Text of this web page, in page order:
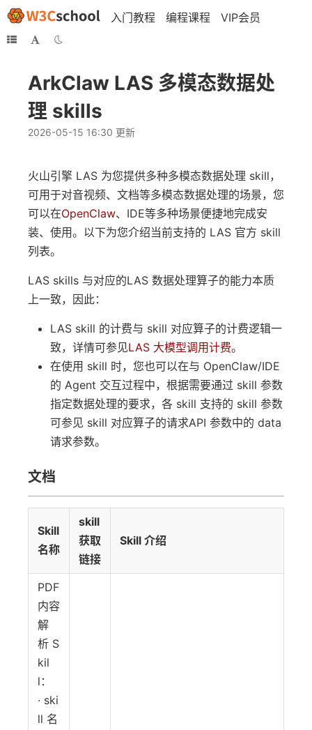
入门教程 编程课程 VIP会员
ArkClaw LAS 多模态数据处
理 skills
2026-05-15 16:30 更新
火山引擎 LAS 为您提供多种多模态数据处理 skill，
可用于对音视频、文档等多模态数据处理的场景，您
可以在OpenClaw、IDE等多种场景便捷地完成安
装、使用。以下为您介绍当前支持的 LAS 官方 skill
列表。
LAS skills 与对应的LAS 数据处理算子的能力本质
上一致，因此：
LAS skill 的计费与 skill 对应算子的计费逻辑一
致，详情可参见LAS 大模型调用计费。
在使用 skill 时，您也可以在与 OpenClaw/IDE
的 Agent 交互过程中，根据需要通过 skill 参数
指定数据处理的要求，各 skill 支持的 skill 参数
可参见 skill 对应算子的请求API 参数中的 data
请求参数。
文档
Skill
名称
skill
获取
链接
Skill 介绍
PDF
内容
解
析 S
kil
l：
· ski
ll 名